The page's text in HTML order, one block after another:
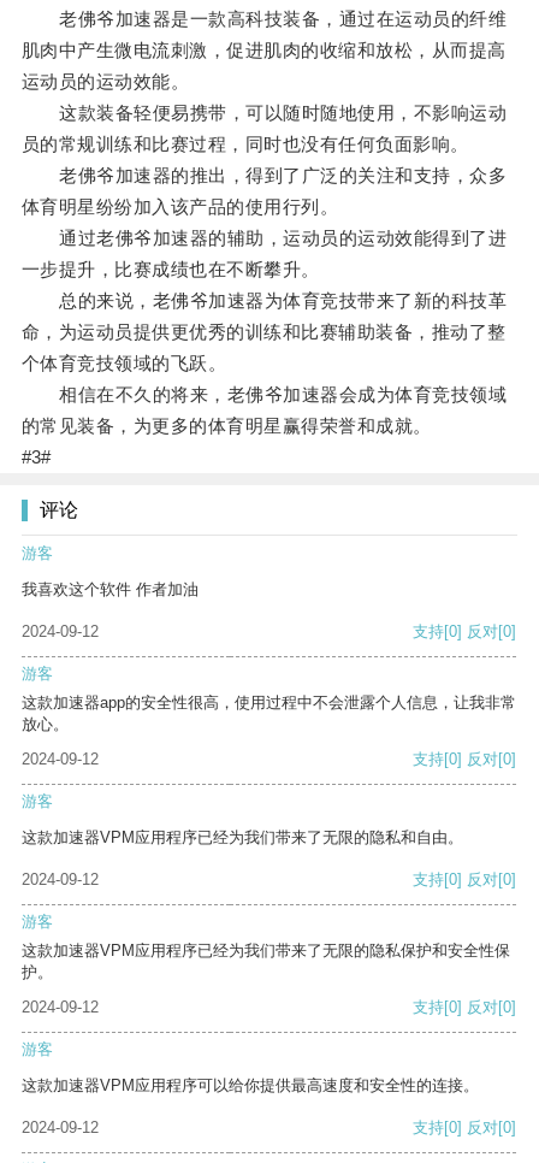
老佛爷加速器是一款高科技装备，通过在运动员的纤维
肌肉中产生微电流刺激，促进肌肉的收缩和放松，从而提高
运动员的运动效能。
这款装备轻便易携带，可以随时随地使用，不影响运动
员的常规训练和比赛过程，同时也没有任何负面影响。
老佛爷加速器的推出，得到了广泛的关注和支持，众多
体育明星纷纷加入该产品的使用行列。
通过老佛爷加速器的辅助，运动员的运动效能得到了进
一步提升，比赛成绩也在不断攀升。
总的来说，老佛爷加速器为体育竞技带来了新的科技革
命，为运动员提供更优秀的训练和比赛辅助装备，推动了整
个体育竞技领域的飞跃。
相信在不久的将来，老佛爷加速器会成为体育竞技领域
的常见装备，为更多的体育明星赢得荣誉和成就。
#3#
评论
游客
我喜欢这个软件 作者加油
2024-09-12 支持[0] 反对[0]
游客
这款加速器app的安全性很高，使用过程中不会泄露个人信息，让我非常
放心。
2024-09-12
支持[0] 反对[0]
游客
这款加速器VPM应用程序已经为我们带来了无限的隐私和自由。
2024-09-12 支持[0] 反对[0]
游客
这款加速器VPM应用程序已经为我们带来了无限的隐私保护和安全性保
护。
2024-09-12
支持[0] 反对[0]
游客
这款加速器VPM应用程序可以给你提供最高速度和安全性的连接。
2024-09-12 支持[0] 反对[0]